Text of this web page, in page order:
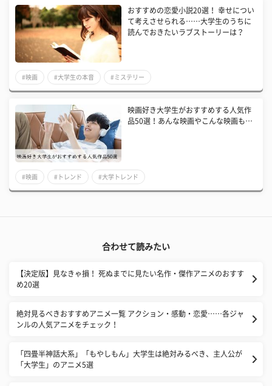
おすすめの恋愛小説20選！ 幸せについ
て考えさせられる……大学生のうちに
読んでおきたいラブストーリーは？
#映画 #大学生の本音 #ミステリー
映画好き大学生がおすすめする人気作
品50選！あんな映画やこんな映画も…
#映画 #トレンド #大学トレンド
合わせて読みたい
【決定版】見なきゃ損！ 死ぬまでに見たい名作・傑作アニメのおすす
め20選
絶対見るべきおすすめアニメ一覧 アクション・感動・恋愛……各ジャ
ンルの人気アニメをチェック！
「四畳半神話大系」「もやしもん」大学生は絶対みるべき、主人公が
「大学生」のアニメ5選